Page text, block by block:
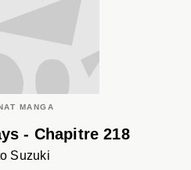
MANGA
- Chapitre 218
Suzuki